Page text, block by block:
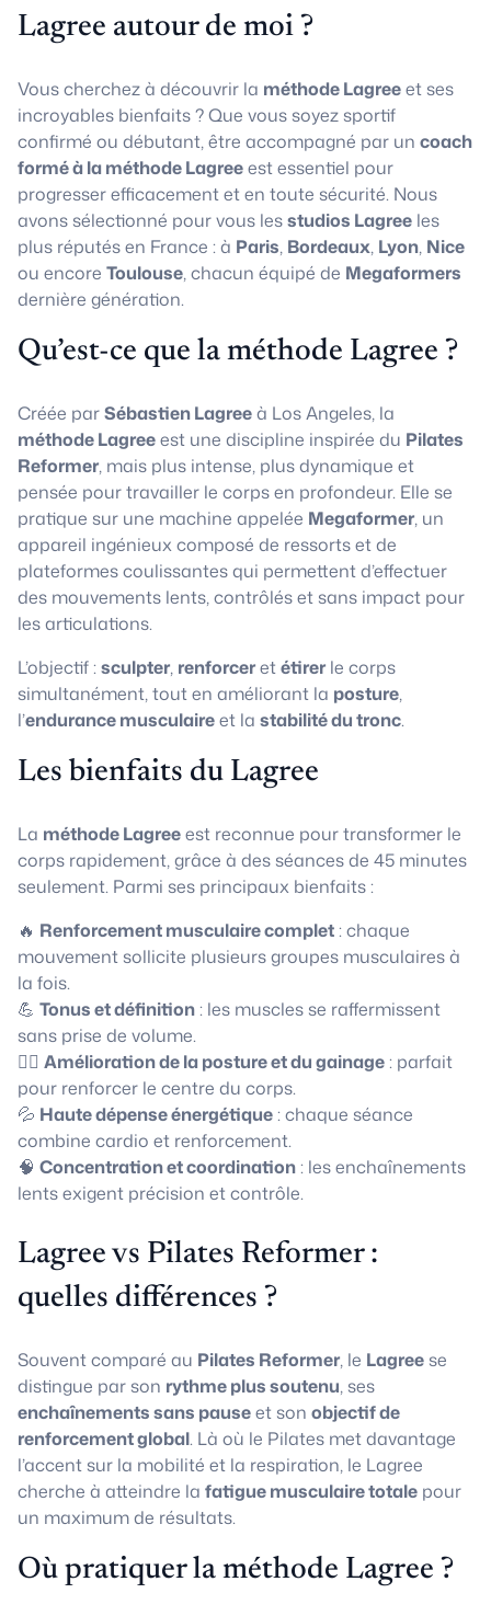
Lagree autour de moi ?
Vous cherchez à découvrir la méthode Lagreeet ses
incroyables bienfaits ? Que vous soyez sportif
confirmé ou débutant, être accompagné par un coach
formé à la méthode Lagreeest essentiel pour
progresser efficacement et en toute sécurité. Nous
avons sélectionné pour vous lesstudios Lagree les
plus réputés en France : à Paris, Bordeaux, Lyon, Nice
ou encore Toulouse, chacun équipé de Megaformers
dernière génération.
Qu’est-ce que la méthode Lagree ?
Créée parSébastien Lagreeà Los Angeles, la
méthode Lagreeest une discipline inspirée du Pilates
Reformer, mais plus intense, plus dynamique et
pensée pour travailler le corps en profondeur. Elle se
pratique sur une machine appelée Megaformer, un
appareil ingénieux composé de ressorts et de
plateformes coulissantes qui permettent d’effectuer
des mouvements lents, contrôlés et sans impact pour
les articulations.
L’objectif :sculpter, renforceretétirerle corps
simultanément, tout en améliorant la posture,
l’endurance musculaireet la stabilité du tronc.
Les bienfaits du Lagree
La méthode Lagreeest reconnue pour transformer le
corps rapidement, grâce à des séances de 45 minutes
seulement. Parmi ses principaux bienfaits :
🔥 Renforcement musculaire complet: chaque
mouvement sollicite plusieurs groupes musculaires à
la fois.
💪 Tonus et définition: les muscles se raffermissent
sans prise de volume.
🧘‍♀️ Amélioration de la posture et du gainage: parfait
pour renforcer le centre du corps.
💦 Haute dépense énergétique: chaque séance
combine cardio et renforcement.
🧠 Concentration et coordination: les enchaînements
lents exigent précision et contrôle.
Lagree vs Pilates Reformer :
quelles différences ?
Souvent comparé au Pilates Reformer, le Lagree se
distingue par son rythme plus soutenu, ses
enchaînements sans pauseet son objectif de
renforcement global. Là où le Pilates met davantage
l’accent sur la mobilité et la respiration, le Lagree
cherche à atteindre la fatigue musculaire totale pour
un maximum de résultats.
Où pratiquer la méthode Lagree ?